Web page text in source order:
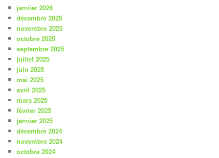
janvier 2026
décembre 2025
novembre 2025
octobre 2025
septembre 2025
juillet 2025
juin 2025
mai 2025
avril 2025
mars 2025
février 2025
janvier 2025
décembre 2024
novembre 2024
octobre 2024